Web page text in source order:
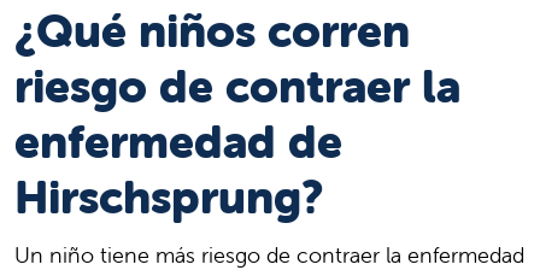
¿Qué niños corren
riesgo de contraer la
enfermedad de
Hirschsprung?
Un niño tiene más riesgo de contraer la enfermedad